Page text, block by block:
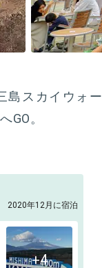
島スカイウォー
GO。
2020年12月に宿泊
+4